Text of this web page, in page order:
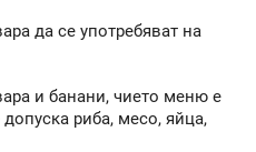
да се употребяват на
и банани, чието меню е
риба, месо, яйца,